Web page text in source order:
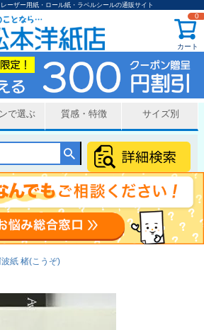
ーザー用紙・ロール紙・ラベルシールの通販サイト
カート
0
で選ぶ 質感・特徴 サイズ別
波紙 楮(こうぞ)